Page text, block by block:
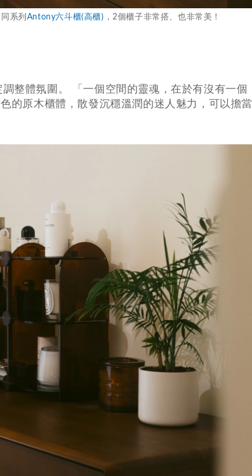
系列 Antony六斗櫃(高櫃) ，2個櫃子非常搭、也非常美！
整體氛圍。 「一個空間的靈魂，在於有沒有一個
的原木櫃體，散發沉穩溫潤的迷人魅力，可以擔當